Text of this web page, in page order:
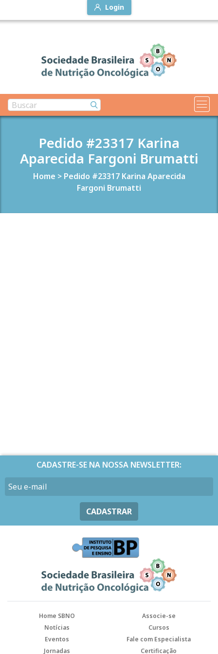
Login
Pedido #23317 Karina
Aparecida Fargoni Brumatti
Home > Pedido #23317 Karina Aparecida
Fargoni Brumatti
CADASTRE-SE NA NOSSA NEWSLETTER:
CADASTRAR
Home SBNO
Associe-se
Notícias
Cursos
Eventos
Fale com Especialista
Jornadas
Certificação